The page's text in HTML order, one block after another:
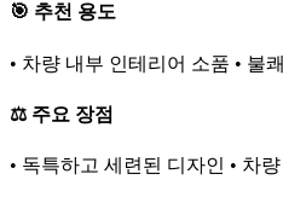
🎯 추천 용도
• 차량 내부 인테리어 소품 • 불
⚖️ 주요 장점
• 독특하고 세련된 디자인 • 차